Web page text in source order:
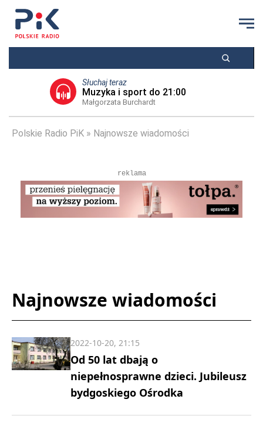
Słuchaj teraz
Muzyka i sport do 21:00
Małgorzata Burchardt
Polskie Radio PiK Najnowsze wiadomości
reklama
Najnowsze wiadomości
Od 50 lat dbają o
niepełnosprawne dzieci. Jubileusz
bydgoskiego Ośrodka
2022-10-20, 21:15